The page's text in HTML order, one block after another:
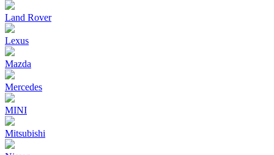
Land Rover
Lexus
Mazda
Mercedes
MINI
Mitsubishi